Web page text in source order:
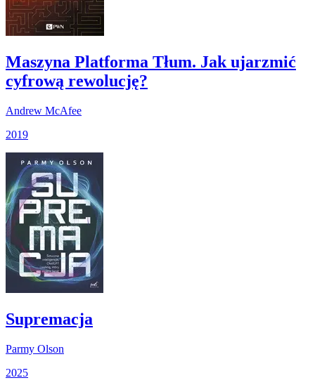
Maszyna Platforma Tłum. Jak ujarzmić
cyfrową rewolucję?
Andrew McAfee
2019
Supremacja
Parmy Olson
2025